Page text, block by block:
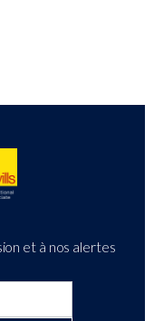
et à nos alertes